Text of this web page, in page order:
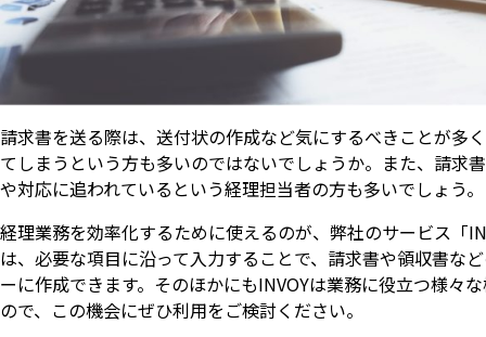
請求書を送る際は、送付状の作成など気にするべきことが多
てしまうという方も多いのではないでしょうか。また、請求
や対応に追われているという経理担当者の方も多いでしょう。
経理業務を効率化するために使えるのが、弊社のサービス「
は、必要な項目に沿って入力することで、請求書や領収書な
ーに作成できます。そのほかにもINVOYは業務に役立つ様々
ので、この機会にぜひ利用をご検討ください。